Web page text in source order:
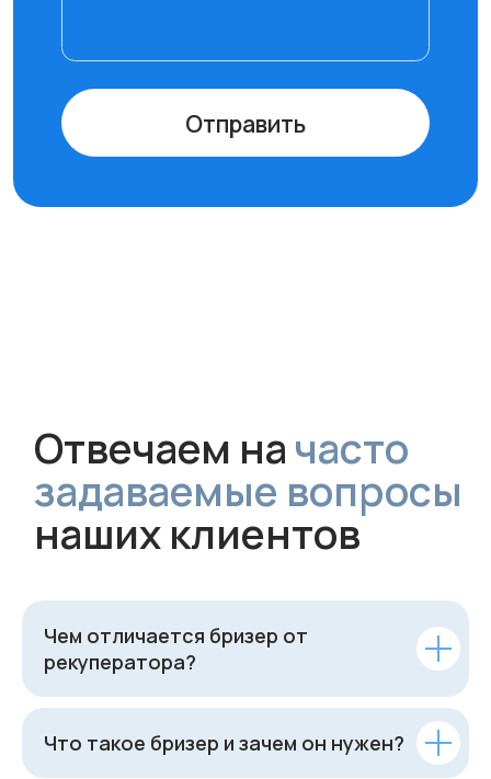
Чем отличается бризер от
рекуператора?
Что такое бризер и зачем он нужен?